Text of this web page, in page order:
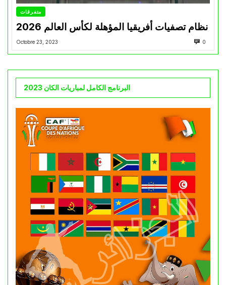
متفرقات
نظام تصفيات أفريقيا المؤهلة لكأس العالم 2026
Octobre 23, 2023 0
البرنامج الكامل لمباريات الكان 2023